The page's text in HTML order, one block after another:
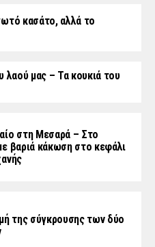
κασάτο, αλλά το
λαού μας – Τα κουκιά του
στη Μεσαρά – Στο
βαριά κάκωση στο κεφάλι
της σύγκρουσης των δύο